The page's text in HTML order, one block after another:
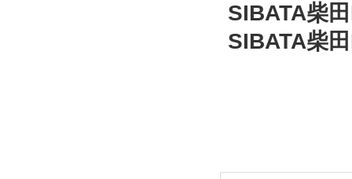
SIBATA柴
SIBATA柴